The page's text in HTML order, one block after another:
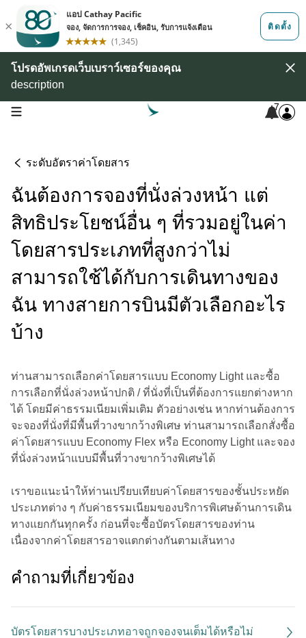
โปรดอัพเกรดเว็บเบราว์เซอร์ของคุณ
description
open navigation menu 7
ระดับอัตราค่าโดยสาร
ฉันต้องการจองที่นั่งล่วงหน้า แต่
สิทธิประโยชน์อื่น ๆ ที่รวมอยู่ในค่า
โดยสารประเภทที่สูงกว่าไม่
สามารถใช้ได้กับการเดินทางของ
ฉัน ทางสายการบินมีตัวเลือกอะไร
บ้าง
ท่านสามารถเลือกค่าโดยสารแบบ Economy Light และซื้อ
การเลือกที่นั่งล่วงหน้าปกติ / ที่นั่งที่เป็นที่ต้องการแยกต่างหาก
ได้ โดยมีค่าธรรมเนียมเพิ่มเติม ตัวอย่างเช่น หากท่านต้องการ
จะจองที่นั่งที่มีพื้นที่วางขากว้างพิเศษ ท่านสามารถเลือกสั่งซื้อ
ค่าโดยสารแบบ Economy Flex หรือ Economy Light และจอง
ที่นั่งล่วงหน้าแบบมีพื้นที่วางขากว้างพิเศษได้
เราขอแนะนําให้ท่านเปรียบเทียบค่าโดยสารของชั้นประหยัด
ประเภทต่าง ๆ กับค่าธรรมเนียมของบริการพิเศษด้านการเดิน
ทางแยกกันทุกครั้ง ก่อนที่จะซื้อบัตรโดยสารของท่าน
เนื่องจากค่าโดยสารอาจแตกต่างกันตามเส้นทาง
คําถามที่เกี่ยวข้อง
บัตรโดยสารบางประเภทอาจถูกจองจนเต็มได้หรือไม่